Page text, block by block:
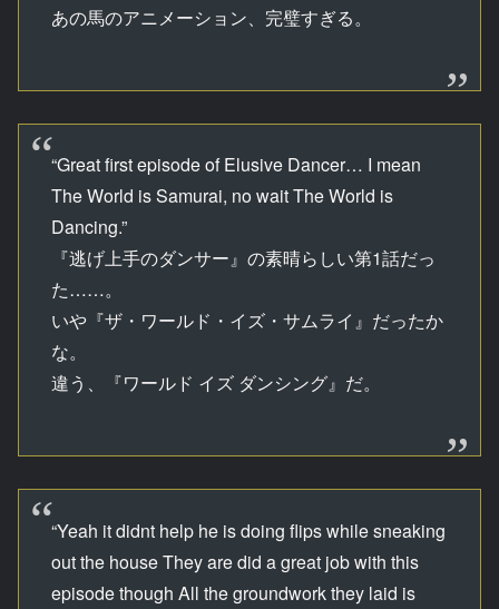
あの馬のアニメーション、完璧すぎる。
“Great first episode of Elusive Dancer… I mean
The World is Samurai, no wait The World is
Dancing.”
『逃げ上手のダンサー』の素晴らしい第1話だっ
た……。
いや『ザ・ワールド・イズ・サムライ』だったか
な。
違う、『ワールド イズ ダンシング』だ。
“Yeah it didnt help he is doing flips while sneaking
out the house They are did a great job with this
episode though All the groundwork they laid is